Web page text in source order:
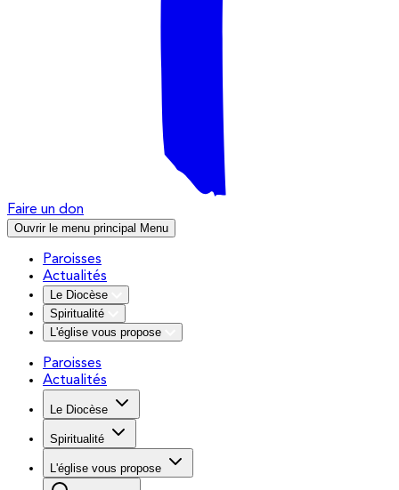
Faire un don
Ouvrir le menu principal Menu
Paroisses
Actualités
Le Diocèse
Spiritualité
L'église vous propose
Paroisses
Actualités
Le Diocèse
Spiritualité
L'église vous propose